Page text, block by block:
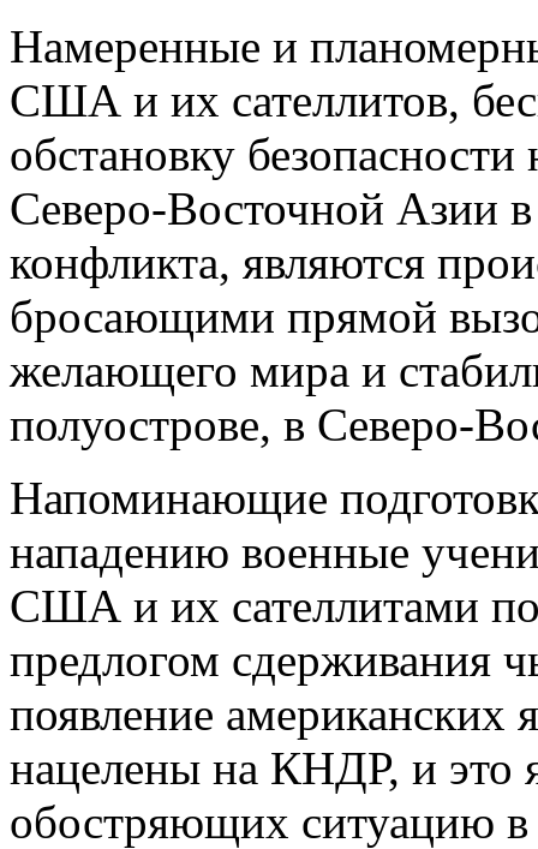
Намеренные и
США и их сателлитов,
обстановку
Северо-Восточной Азии
конфликта, являются
бросающими прямой
желающего мира и
полуострове, в Северо-
Напоминающие
нападению военные
США и их сателлитами
предлогом сдерживания
появление
нацелены на КНДР, и это
обостряющих ситуацию в